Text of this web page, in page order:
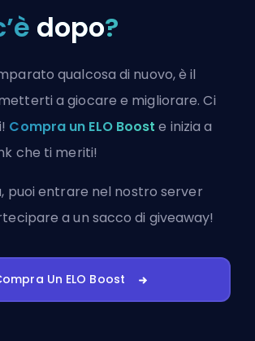
dopo?
qualcosa di nuovo, è il
a giocare e migliorare. Ci
Compra un ELO Boost e inizia a
che ti meriti!
puoientrare nel nostro server
a un sacco di giveaway!
Un ELO Boost